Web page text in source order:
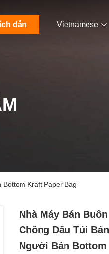
dẫn Vietnamese
Kraft Paper Bag
Nhà Máy Bán
Chống Dầu Túi
Người Bán Bottom